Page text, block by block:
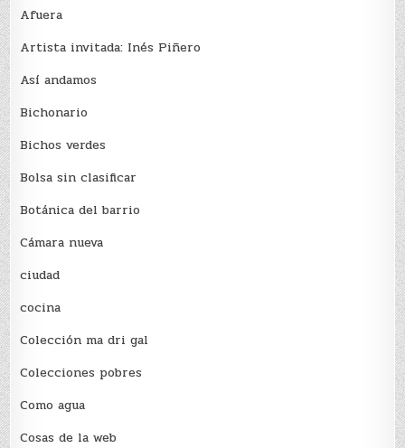
Afuera
Artista invitada: Inés Piñero
Así andamos
Bichonario
Bichos verdes
Bolsa sin clasificar
Botánica del barrio
Cámara nueva
ciudad
cocina
Colección ma dri gal
Colecciones pobres
Como agua
Cosas de la web